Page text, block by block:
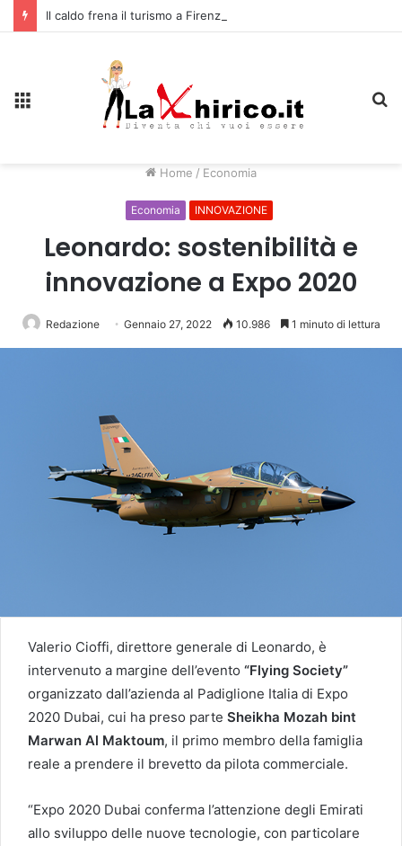
Home / Economia
Economia INNOVAZIONE
Leonardo: sostenibilità e
innovazione a Expo 2020
Redazione Gennaio 27, 2022 10.986 1 minuto di lettura
Valerio Cioffi, direttore generale di Leonardo, è
intervenuto a margine dell’evento “Flying Society”
organizzato dall’azienda al Padiglione Italia di Expo
2020 Dubai, cui ha preso parte Sheikha Mozah bint
Marwan Al Maktoum, il primo membro della famiglia
reale a prendere il brevetto da pilota commerciale.
“Expo 2020 Dubai conferma l’attenzione degli Emirati
allo sviluppo delle nuove tecnologie, con particolare